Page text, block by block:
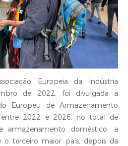
Europeia da Indústria
de 2022, foi divulgada a
Europeu de Armazenamento
entre 2022 e 2026, no total de
armazenamento doméstico, a
o terceiro maior país, depois da